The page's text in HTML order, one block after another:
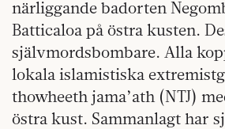
närliggande badorten
Batticaloa på östra kusten.
självmordsbombare. Alla
lokala islamistiska
thowheeth jama’ath (NTJ)
östra kust. Sammanlagt har